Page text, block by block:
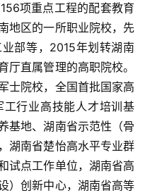
项重点工程的配套教育
地区的一所职业院校，先
部等，2015年划转湖南
厅直属管理的高职院校。
士院校，全国首批国家高
行业高技能人才培训基
基地、湖南省示范性（骨
湖南省楚怡高水平专业群
试点工作单位，湖南省高
）创新中心，湖南省高等